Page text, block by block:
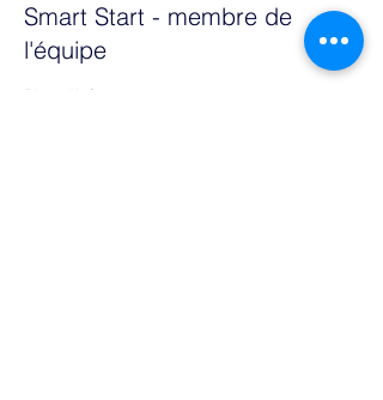
Smart Start - membre de
l'équipe
Plus d'info